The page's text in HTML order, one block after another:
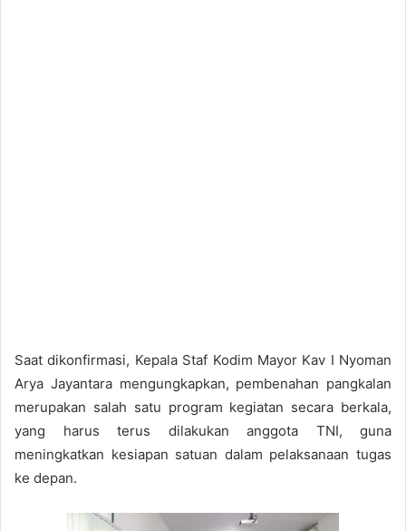
Saat dikonfirmasi, Kepala Staf Kodim Mayor Kav I Nyoman
Arya Jayantara mengungkapkan, pembenahan pangkalan
merupakan salah satu program kegiatan secara berkala,
yang harus terus dilakukan anggota TNI, guna
meningkatkan kesiapan satuan dalam pelaksanaan tugas
ke depan.